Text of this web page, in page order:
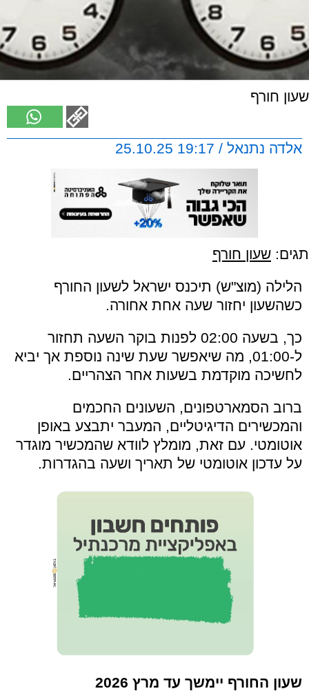
שעון חורף
אלדה נתנאל / 19:17 25.10.25
תגים: שעון חורף
הלילה (מוצ"ש) תיכנס ישראל לשעון החורף
כשהשעון יחזור שעה אחת אחורה.
כך, בשעה 02:00 לפנות בוקר השעה תחזור
ל-01:00, מה שיאפשר שעת שינה נוספת אך יביא
לחשיכה מוקדמת בשעות אחר הצהריים.
ברוב הסמארטפונים, השעונים החכמים
והמכשירים הדיגיטליים, המעבר יתבצע באופן
אוטומטי. עם זאת, מומלץ לוודא שהמכשיר מוגדר
על עדכון אוטומטי של תאריך ושעה בהגדרות.
שעון החורף יימשך עד מרץ 2026